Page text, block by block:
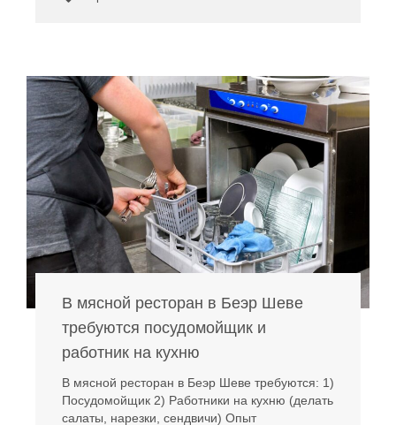
В мясной ресторан в Беэр Шеве
требуются посудомойщик и
работник на кухню
В мясной ресторан в Беэр Шеве требуются: 1)
Посудомойщик 2) Работники на кухню (делать
салаты, нарезки, сендвичи) Опыт